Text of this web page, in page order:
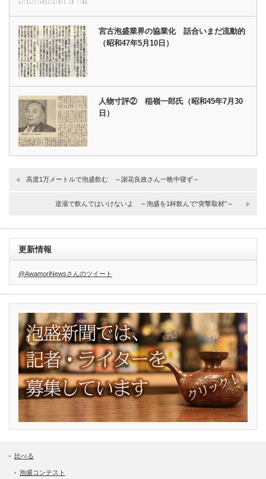
宮古泡盛業界の協業化 話合いまだ流動的
（昭和47年5月10日）
人物寸評② 稲嶺一郎氏（昭和45年7月30
日）
高度1万メートルで泡盛飲む ～謝花良政さん一晩中寝ず～
逆湯で飲んではいけないよ ～泡盛を1杯飲んで“突撃取材”～
更新情報
@AwamoriNewsさんのツイート
比べる
泡盛コンテスト